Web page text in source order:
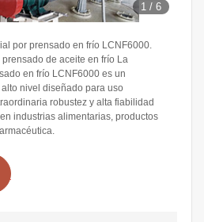
1 /6
por prensado en frío LCNF6000.
de aceite en frío La
en frío LCNF6000 es un
nivel diseñado para uso
robustez y alta fiabilidad
industrias alimentarias, productos